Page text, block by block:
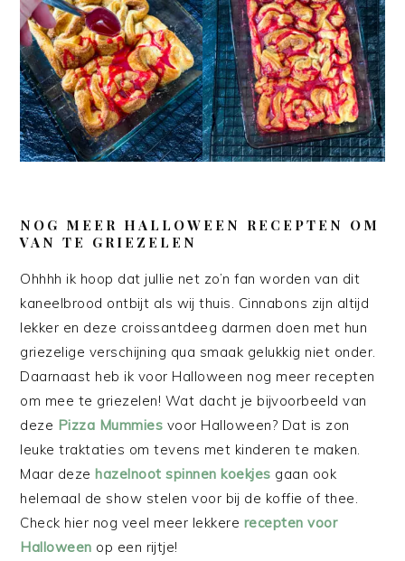
NOG MEER HALLOWEEN RECEPTEN OM
VAN TE GRIEZELEN
Ohhhh ik hoop dat jullie net zo’n fan worden van dit
kaneelbrood ontbijt als wij thuis. Cinnabons zijn altijd
lekker en deze croissantdeeg darmen doen met hun
griezelige verschijning qua smaak gelukkig niet onder.
Daarnaast heb ik voor Halloween nog meer recepten
om mee te griezelen! Wat dacht je bijvoorbeeld van
deze Pizza Mummies voor Halloween? Dat is zon
leuke traktaties om tevens met kinderen te maken.
Maar dezehazelnoot spinnen koekjes gaan ook
helemaal de show stelen voor bij de koffie of thee.
Check hier nog veel meer lekkere recepten voor
Halloween op een rijtje!